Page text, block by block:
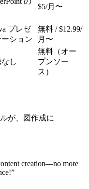
$5/月〜
プレゼ
ーション
無料 / $12.99/
月〜
し
無料（オー
プンソー
ス）
が、図作成に
creation—no more
”